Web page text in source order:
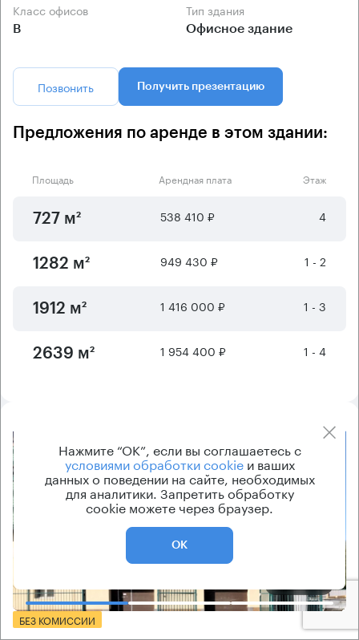
Класс офисов
B
Тип здания
Офисное здание
Позвонить Получить презентацию
Предложения по аренде в этом здании:
Площадь Арендная плата Этаж
727 м² 538 410 ₽ 4
1282 м² 949 430 ₽ 1 - 2
1912 м² 1 416 000 ₽ 1 - 3
2639 м² 1 954 400 ₽ 1 - 4
БЕЗ КОМИССИИ
Нажмите “ОК”, если вы соглашаетесь с
условиями обработки cookieи ваших
данных о поведении на сайте, необходимых
для аналитики. Запретить обработку
cookie можете через браузер.
ОК